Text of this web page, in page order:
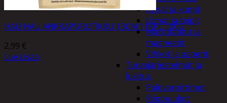
Kynät ja kumit
Liimat ja teipit
Muistitaulut ja
magneetit
Vihkot ja paperit
Turvajärjestelmät ja
lukitus
Palovaroittimet
Riippulukot
HAU HAU ANKKAPURUTIKKU 13CM 11KPL 100G
2,99 €
Lue Lisää